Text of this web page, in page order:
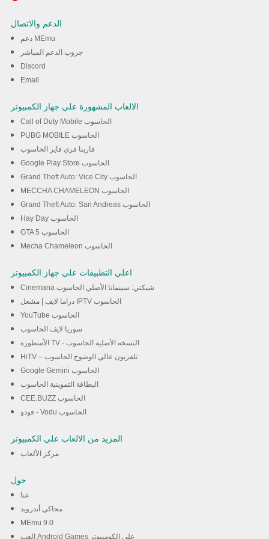
Servant of the Lake تخدام
الدعم والاتصال
دعم MEmu
جروب الدعم المباشر
Discord
Email
الالعاب المشهورة علي جهاز الكمبيوتر
Call of Duty Mobile الحاسوب
PUBG MOBILE الحاسوب
قارينا فري فاير الحاسوب
Google Play Store الحاسوب
Grand Theft Auto: Vice City الحاسوب
MECCHA CHAMELEON الحاسوب
Grand Theft Auto: San Andreas الحاسوب
Hay Day الحاسوب
GTA 5 الحاسوب
Mecha Chameleon الحاسوب
اعلي التطبيقات علي جهاز الكمبيوتر
Cinemana شبكتي: سينمانا الأصلي الحاسوب
دراما لايف | مشغل IPTV الحاسوب
YouTube الحاسوب
سوريا لايف الحاسوب
الأسطورة TV - النسخه الأصلية الحاسوب
HiTV – تلفزيون عالي الوضوح الحاسوب
Google Gemini الحاسوب
البطاقة التموينية الحاسوب
CEE.BUZZ الحاسوب
فودو - Vodu الحاسوب
المزيد من الالعاب علي الكمبيوتر
مركز الألعاب
حول
عنا
محاكي أندرويد
MEmu 9.0
العب Android Games على الكومبيوتر